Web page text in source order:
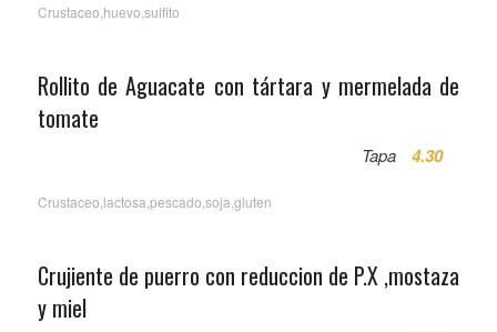
Crustaceo,huevo,sulfito
Rollito de Aguacate con tártara y mermelada de
tomate
Tapa 4.30
Crustaceo,lactosa,pescado,soja,gluten
Crujiente de puerro con reduccion de P.X ,mostaza
y miel